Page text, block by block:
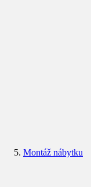
Montáž nábytku